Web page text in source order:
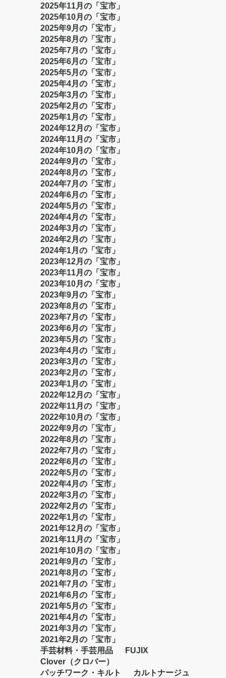
2025年11月の「宝市」
2025年10月の「宝市」
2025年9月の「宝市」
2025年8月の「宝市」
2025年7月の「宝市」
2025年6月の「宝市」
2025年5月の「宝市」
2025年4月の「宝市」
2025年3月の「宝市」
2025年2月の「宝市」
2025年1月の「宝市」
2024年12月の「宝市」
2024年11月の「宝市」
2024年10月の「宝市」
2024年9月の「宝市」
2024年8月の「宝市」
2024年7月の「宝市」
2024年6月の「宝市」
2024年5月の「宝市」
2024年4月の「宝市」
2024年3月の「宝市」
2024年2月の「宝市」
2024年1月の「宝市」
2023年12月の「宝市」
2023年11月の「宝市」
2023年10月の「宝市」
2023年9月の「宝市」
2023年8月の「宝市」
2023年7月の「宝市」
2023年6月の「宝市」
2023年5月の「宝市」
2023年4月の「宝市」
2023年3月の「宝市」
2023年2月の「宝市」
2023年1月の「宝市」
2022年12月の「宝市」
2022年11月の「宝市」
2022年10月の「宝市」
2022年9月の「宝市」
2022年8月の「宝市」
2022年7月の「宝市」
2022年6月の「宝市」
2022年5月の「宝市」
2022年4月の「宝市」
2022年3月の「宝市」
2022年2月の「宝市」
2022年1月の「宝市」
2021年12月の「宝市」
2021年11月の「宝市」
2021年10月の「宝市」
2021年9月の「宝市」
2021年8月の「宝市」
2021年7月の「宝市」
2021年6月の「宝市」
2021年5月の「宝市」
2021年4月の「宝市」
2021年3月の「宝市」
2021年2月の「宝市」
手芸材料・手芸用品
FUJIX
Clover（クロバー）
パッチワーク・キルト
カルトナージュ